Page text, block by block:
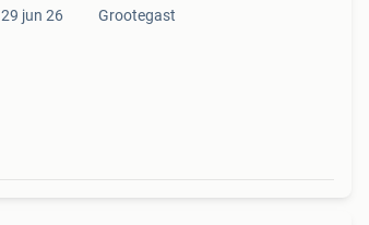
29 jun 26 Grootegast